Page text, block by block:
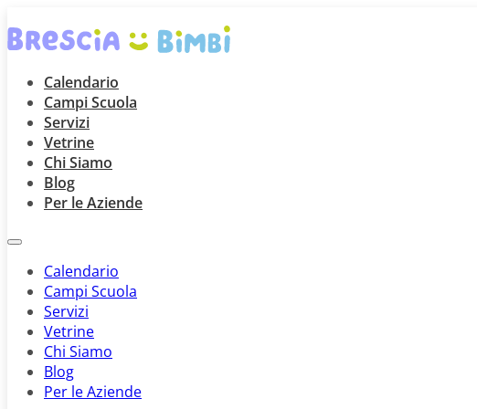
Calendario
Campi Scuola
Servizi
Vetrine
Chi Siamo
Blog
Per le Aziende
Calendario
Campi Scuola
Servizi
Vetrine
Chi Siamo
Blog
Per le Aziende